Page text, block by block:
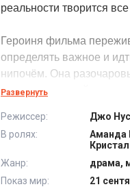
реальности творится
Героиня фильма
определять важное и
нипочём. Она
происходит с ней и как
Развернуть
Режиссер:
Джо
В ролях:
Аманда
Жанр:
драма,
Показ мир:
21